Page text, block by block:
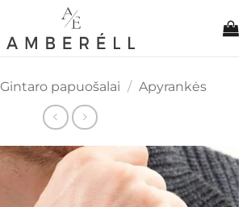
Gintaro papuošalai / Apyrankės